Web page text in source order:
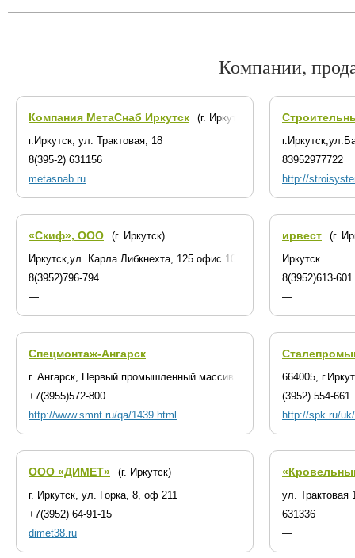
Компании,
Компания МетаСнаб Иркутск
(г. Иркутск)
г.Иркутск, ул. Трактовая, 18
8(395-2) 631156
metasnab.ru
83952977722
http://
«Скиф», ООО
(г. Иркутск)
Иркутск,ул. Карла Либкнехта, 125 офис 106
8(3952)796-794
—
ирвест
(г.
Иркутск
8(3952)613-601
—
Спецмонтаж-Ангарск
г. Ангарск, Первый промышленный массив, строение 1/8
+7(3955)572-800
http://www.smnt.ru/qa/1439.html
664005,
(3952) 554-661
http://spk.ru/
ООО «ДИМЕТ»
(г. Иркутск)
г. Иркутск, ул. Горка, 8, оф 211
+7(3952) 64-91-15
dimet38.ru
ул. Трактовая
631336
—